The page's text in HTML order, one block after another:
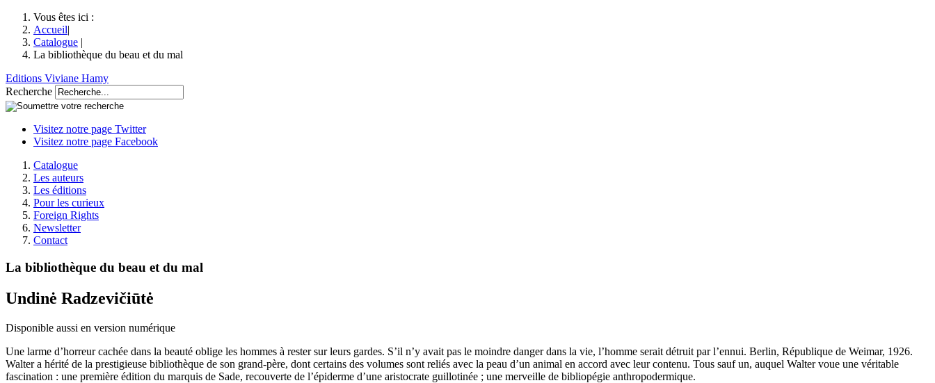
Vous êtes ici :
Accueil|
Catalogue |
La bibliothèque du beau et du mal
Editions Viviane Hamy
Recherche
Visitez notre page Twitter
Visitez notre page Facebook
Catalogue
Les auteurs
Les éditions
Pour les curieux
Foreign Rights
Newsletter
Contact
La bibliothèque du beau et du mal
Undinė Radzevičiūtė
Disponible aussi en version numérique
Une larme d’horreur cachée dans la beauté oblige les hommes à rester sur leurs gardes. S’il n’y avait pas le moindre danger dans la vie, l’homme serait détruit par l’ennui. Berlin, République de Weimar, 1926.
Walter a hérité de la prestigieuse bibliothèque de son grand-père, dont certains des volumes sont reliés avec la peau d’un animal en accord avec leur contenu. Tous sauf un, auquel Walter voue une véritable
fascination : une première édition du marquis de Sade, recouverte de l’épiderme d’une aristocrate guillotinée ; une merveille de bibliopégie anthropodermique.